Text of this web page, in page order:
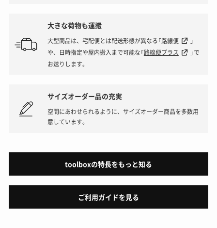
大きな荷物も運搬
大型商品は、宅配便とは配送形態が異なる「路線便
」
や、日時指定や屋内搬入まで可能な「路線便プラス
」で
お送りします。
サイズオーダー品の充実
空間にあわせられるように、サイズオーダー商品を多数用
意しています。
toolboxの特長をもっと知る
ご利用ガイドを見る